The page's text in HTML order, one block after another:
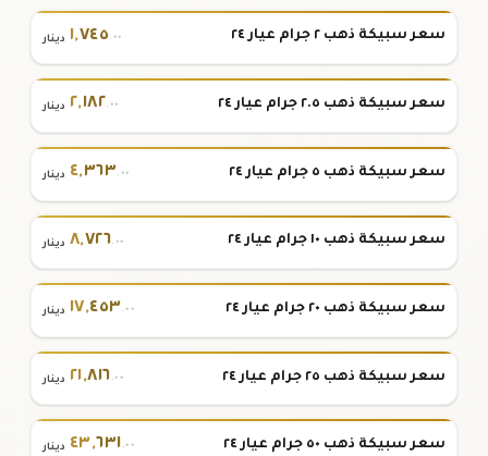
سعر سبيكة ذهب ٢ جرام عيار ٢٤ ١,٧٤٥.٠٠ دينار
سعر سبيكة ذهب ٢.٥ جرام عيار ٢٤ ٢,١٨٢.٠٠ دينار
سعر سبيكة ذهب ٥ جرام عيار ٢٤ ٤,٣٦٣.٠٠ دينار
سعر سبيكة ذهب ١٠ جرام عيار ٢٤ ٨,٧٢٦.٠٠ دينار
سعر سبيكة ذهب ٢٠ جرام عيار ٢٤ ١٧,٤٥٣.٠٠ دينار
سعر سبيكة ذهب ٢٥ جرام عيار ٢٤ ٢١,٨١٦.٠٠ دينار
سعر سبيكة ذهب ٥٠ جرام عيار ٢٤ ٤٣,٦٣١.٠٠ دينار